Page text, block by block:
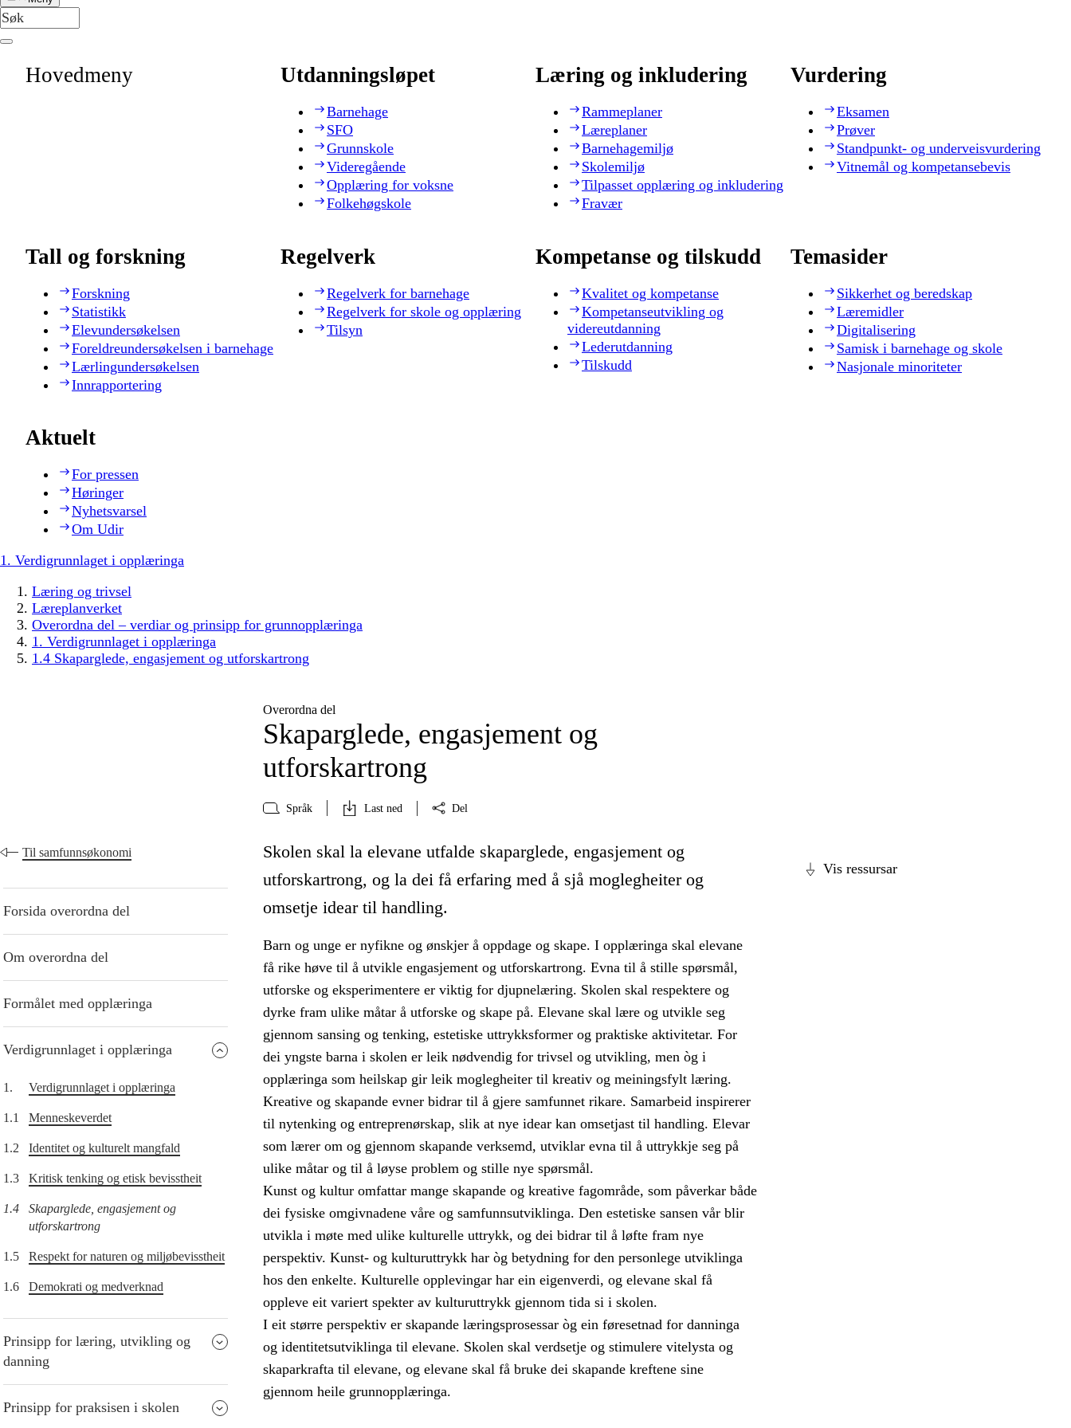
Hovedmeny Utdanningsløpet
Barnehage
SFO
Grunnskole
Videregående
Opplæring for voksne
Folkehøgskole
Læring og inkludering
Rammeplaner
Læreplaner
Barnehagemiljø
Skolemiljø
Tilpasset opplæring og inkludering
Fravær
Vurdering
Eksamen
Prøver
Standpunkt- og underveisvurdering
Vitnemål og kompetansebevis
Tall og forskning
Forskning
Statistikk
Elevundersøkelsen
Foreldreundersøkelsen i barnehage
Lærlingundersøkelsen
Innrapportering
Regelverk
Regelverk for barnehage
Regelverk for skole og opplæring
Tilsyn
Kompetanse og tilskudd
Kvalitet og kompetanse
Kompetanseutvikling og
videreutdanning
Lederutdanning
Tilskudd
Temasider
Sikkerhet og beredskap
Læremidler
Digitalisering
Samisk i barnehage og skole
Nasjonale minoriteter
Aktuelt
For pressen
Høringer
Nyhetsvarsel
Om Udir
1. Verdigrunnlaget i opplæringa
Læring og trivsel
Læreplanverket
Overordna del – verdiar og prinsipp for grunnopplæringa
1. Verdigrunnlaget i opplæringa
1.4 Skaparglede, engasjement og utforskartrong
Overordna del
Skaparglede, engasjement og
utforskartrong
Språk Last ned Del
Til samfunnsøkonomi
Forsida overordna del
Om overordna del
Formålet med opplæringa
Verdigrunnlaget i opplæringa
1. Verdigrunnlaget i opplæringa
1.1 Menneskeverdet
1.2 Identitet og kulturelt mangfald
1.3 Kritisk tenking og etisk bevisstheit
1.4
Skaparglede, engasjement og
utforskartrong
1.5 Respekt for naturen og miljøbevisstheit
1.6 Demokrati og medverknad
Prinsipp for læring, utvikling og
danning
Prinsipp for praksisen i skolen
Vis ressursar
Skolen skal la elevane utfalde skaparglede, engasjement og
utforskartrong, og la dei få erfaring med å sjå moglegheiter og
omsetje idear til handling.
Barn og unge er nyfikne og ønskjer å oppdage og skape. I opplæringa skal elevane
få rike høve til å utvikle engasjement og utforskartrong. Evna til å stille spørsmål,
utforske og eksperimentere er viktig for djupnelæring. Skolen skal respektere og
dyrke fram ulike måtar å utforske og skape på. Elevane skal lære og utvikle seg
gjennom sansing og tenking, estetiske uttrykksformer og praktiske aktivitetar. For
dei yngste barna i skolen er leik nødvendig for trivsel og utvikling, men òg i
opplæringa som heilskap gir leik moglegheiter til kreativ og meiningsfylt læring.
Kreative og skapande evner bidrar til å gjere samfunnet rikare. Samarbeid inspirerer
til nytenking og entreprenørskap, slik at nye idear kan omsetjast til handling. Elevar
som lærer om og gjennom skapande verksemd, utviklar evna til å uttrykkje seg på
ulike måtar og til å løyse problem og stille nye spørsmål.
Kunst og kultur omfattar mange skapande og kreative fagområde, som påverkar både
dei fysiske omgivnadene våre og samfunnsutviklinga. Den estetiske sansen vår blir
utvikla i møte med ulike kulturelle uttrykk, og dei bidrar til å løfte fram nye
perspektiv. Kunst- og kulturuttrykk har òg betydning for den personlege utviklinga
hos den enkelte. Kulturelle opplevingar har ein eigenverdi, og elevane skal få
oppleve eit variert spekter av kulturuttrykk gjennom tida si i skolen.
I eit større perspektiv er skapande læringsprosessar òg ein føresetnad for danninga
og identitetsutviklinga til elevane. Skolen skal verdsetje og stimulere vitelysta og
skaparkrafta til elevane, og elevane skal få bruke dei skapande kreftene sine
gjennom heile grunnopplæringa.